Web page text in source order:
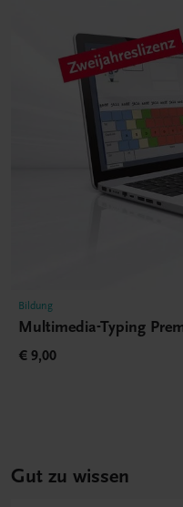
Bildung
Multimedia-Typing
€ 9,00
Gut zu wissen